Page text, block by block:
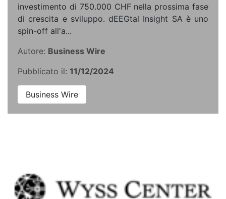
investimento di 750.000 CHF nella prossima fase
di crescita e sviluppo. dEEGtal Insight SA è uno
spin-off all'a...
Autore: Business Wire
Pubblicato il: 11/12/2024
Business Wire